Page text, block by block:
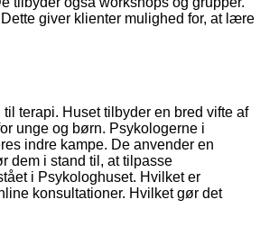
giver klienter mulighed for, at lære
terapi. Huset tilbyder en bred vifte af
unge og børn. Psykologerne i
indre kampe. De anvender en
dem i stand til, at tilpasse
i Psykologhuset. Hvilket er
konsultationer. Hvilket gør det